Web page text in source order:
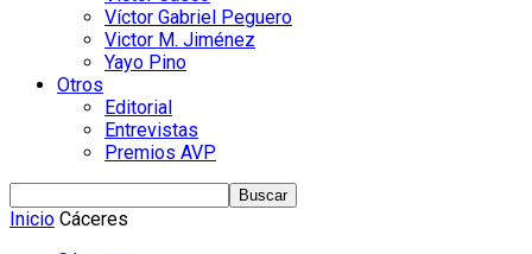
Víctor Gabriel Peguero
Victor M. Jiménez
Yayo Pino
Otros
Editorial
Entrevistas
Premios AVP
Inicio Cáceres